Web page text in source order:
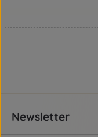
Newsletter